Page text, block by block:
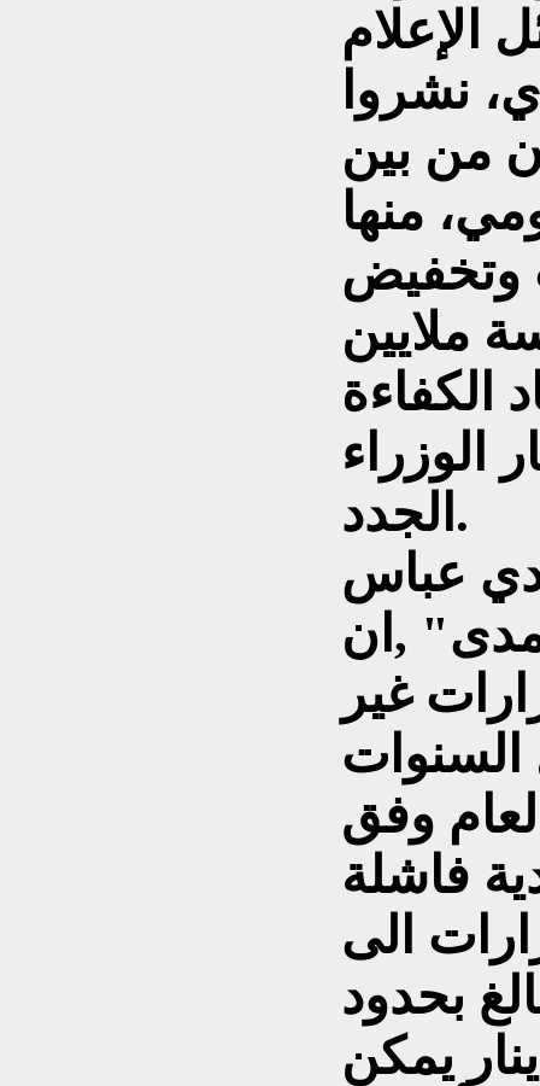
الإعلام
نشروا
من بين
منها
وتخفيض
ملايين
الكفاءة
الوزراء
الجدد.
عباس
,ان
غير
وفق
الى
بحدود
دينار يمكن